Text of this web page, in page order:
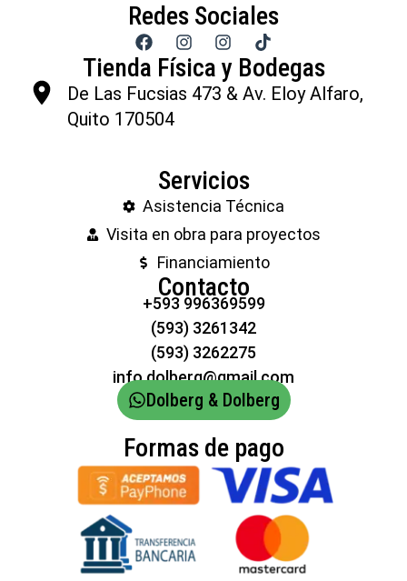
Redes Sociales
Tienda Física y Bodegas
De Las Fucsias 473 & Av. Eloy Alfaro,
Quito 170504
Servicios
Asistencia Técnica
Visita en obra para proyectos
Financiamiento
Contacto
+593 996369599
(593) 3261342
(593) 3262275
info.dolberg@gmail.com
Dolberg & Dolberg
Formas de pago